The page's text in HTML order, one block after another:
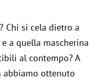
Chi si cela dietro a
a quella mascherina
al contempo? A
abbiamo ottenuto